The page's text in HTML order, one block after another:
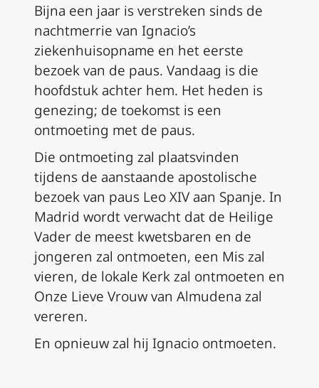
Bijna een jaar is verstreken sinds de
nachtmerrie van Ignacio’s
ziekenhuisopname en het eerste
bezoek van de paus. Vandaag is die
hoofdstuk achter hem. Het heden is
genezing; de toekomst is een
ontmoeting met de paus.
Die ontmoeting zal plaatsvinden
tijdens de aanstaande apostolische
bezoek van paus Leo XIV aan Spanje. In
Madrid wordt verwacht dat de Heilige
Vader de meest kwetsbaren en de
jongeren zal ontmoeten, een Mis zal
vieren, de lokale Kerk zal ontmoeten en
Onze Lieve Vrouw van Almudena zal
vereren.
En opnieuw zal hij Ignacio ontmoeten.